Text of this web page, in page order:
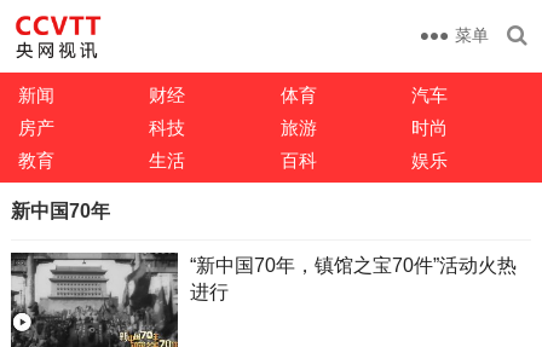
菜单
新闻 财经 体育
汽车
房产
科技 旅游
时尚
教育
生活 百科 娱乐
新中国70年
“新中国70年，镇馆之宝70件”活动火热
进行